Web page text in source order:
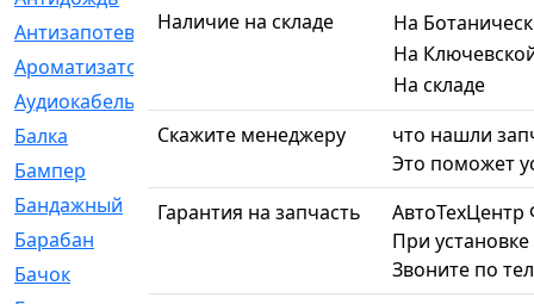
Антизапотеватель
[1]
Ароматизатор
Аудиокабель
Балка
[58]
Бампер
Бандажный
[6]
Барабан
Бачок
Наличие на складе
На
На
На складе
Скажите менеджеру
что нашли
Это поможет
Гарантия на запчасть
При
Звоните по